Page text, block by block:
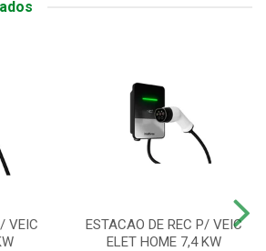
VEIC
ESTACAO DE REC P/ VEIC
ELET HOME 7,4 KW